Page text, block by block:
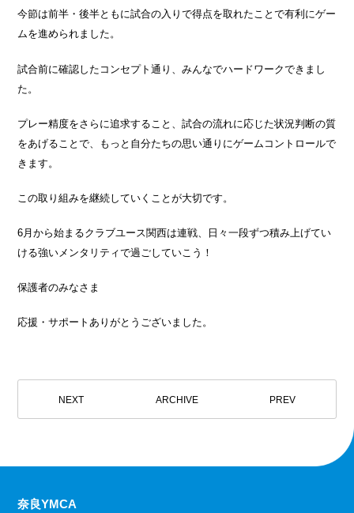
今節は前半・後半ともに試合の入りで得点を取れたことで有利にゲー
ムを進められました。
試合前に確認したコンセプト通り、みんなでハードワークできまし
た。
プレー精度をさらに追求すること、試合の流れに応じた状況判断の質
をあげることで、もっと自分たちの思い通りにゲームコントロールで
きます。
この取り組みを継続していくことが大切です。
6月から始まるクラブユース関西は連戦、日々一段ずつ積み上げてい
ける強いメンタリティで過ごしていこう！
保護者のみなさま
応援・サポートありがとうございました。
NEXT ARCHIVE PREV
奈良YMCA